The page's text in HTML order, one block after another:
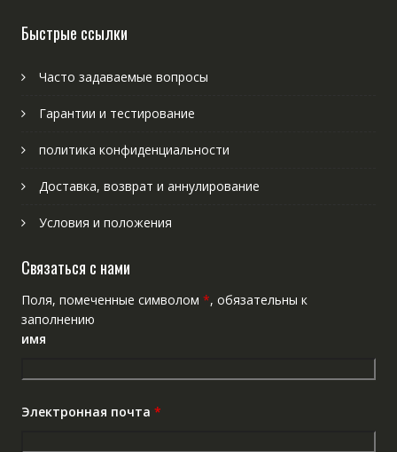
Быстрые ссылки
Часто задаваемые вопросы
Гарантии и тестирование
политика конфиденциальности
Доставка, возврат и аннулирование
Условия и положения
Связаться с нами
Поля, помеченные символом *, обязательны к
заполнению
имя
Электронная почта *